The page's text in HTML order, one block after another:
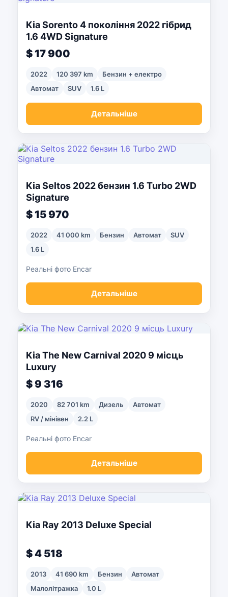
Kia Sorento 4 покоління 2022 гібрид
1.6 4WD Signature
$ 17 900
2022 120 397 km
Бензин + електро
Автомат
SUV 1.6 L
Детальніше
Kia Seltos 2022 бензин 1.6 Turbo 2WD
Signature
$ 15 970
2022 41 000 km Бензин Автомат
SUV
1.6 L
Реальні фото Encar
Детальніше
Kia The New Carnival 2020 9 місць
Luxury
$ 9 316
2020 82 701 km Дизель
Автомат
RV / мінівен
2.2 L
Реальні фото Encar
Детальніше
Kia Ray 2013 Deluxe Special
$ 4 518
2013 41 690 km Бензин
Автомат
Малолітражка
1.0 L